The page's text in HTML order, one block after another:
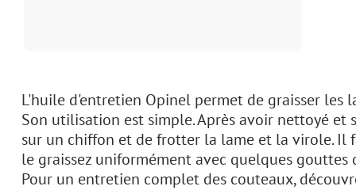
L'huile d'entretien Opinel permet de graisser les
Son utilisation est simple. Après avoir nettoyé
sur un chiffon et de frotter la lame et la virole. Il
le graissez uniformément avec quelques
Pour un entretien complet des couteaux,